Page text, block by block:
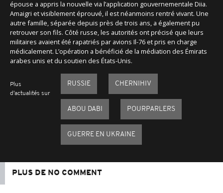
épouse a appris la nouvelle via l’application gouvernementale Diia.
Amaigri et visiblement éprouvé, il est néanmoins rentré vivant. Une
autre famille, séparée depuis près de trois ans, a également pu
retrouver son fils. Côté russe, les autorités ont précisé que leurs
militaires avaient été rapatriés par avions Il-76 et pris en charge
médicalement. L’opération a bénéficié de la médiation des Émirats
arabes unis et du soutien des États-Unis.
Plus
d'actualités sur
RUSSIE CHERNIHIV
ABOU DABI POURPARLERS
GUERRE EN UKRAINE
PLUS DE NO COMMENT